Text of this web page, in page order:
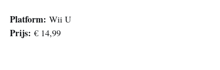
Platform: Wii U
Prijs: € 14,99